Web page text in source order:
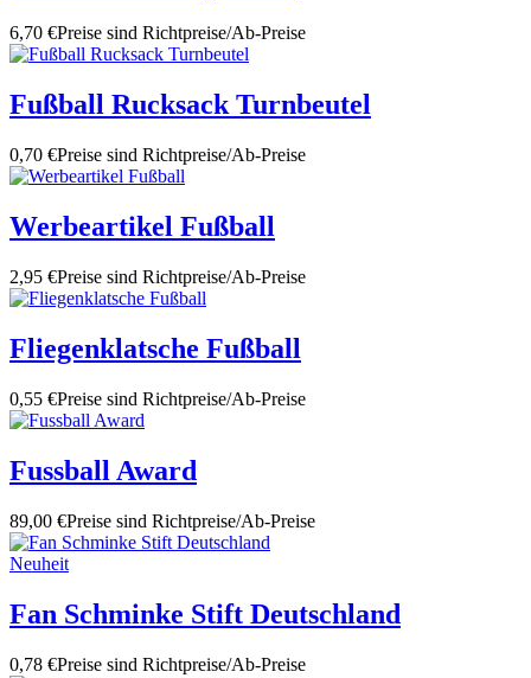
6,70 €Preise sind Richtpreise/Ab-Preise
Fußball Rucksack Turnbeutel
0,70 €Preise sind Richtpreise/Ab-Preise
Werbeartikel Fußball
2,95 €Preise sind Richtpreise/Ab-Preise
Fliegenklatsche Fußball
0,55 €Preise sind Richtpreise/Ab-Preise
Fussball Award
89,00 €Preise sind Richtpreise/Ab-Preise
Neuheit
Fan Schminke Stift Deutschland
0,78 €Preise sind Richtpreise/Ab-Preise